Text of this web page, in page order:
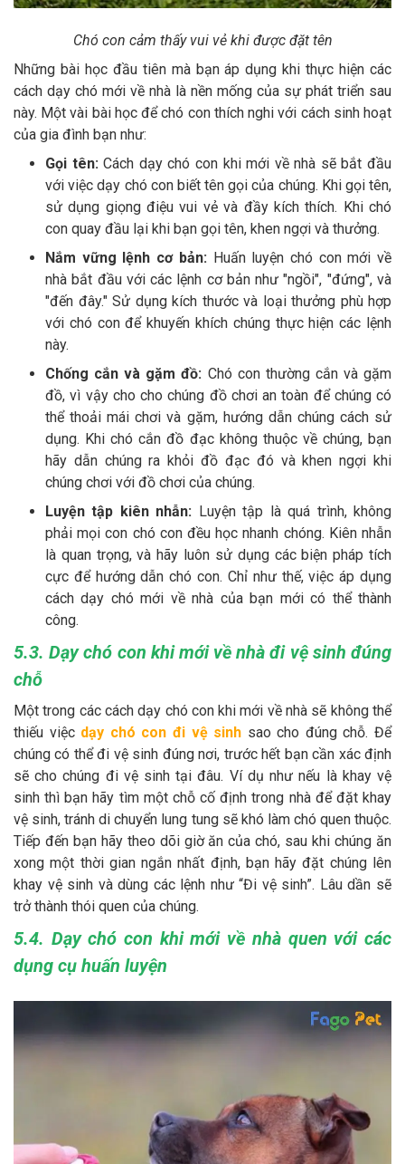
Chó con cảm thấy vui vẻ khi được đặt tên
Những bài học đầu tiên mà bạn áp dụng khi thực hiện các
cách dạy chó mới về nhà là nền mống của sự phát triển sau
này. Một vài bài học để chó con thích nghi với cách sinh hoạt
của gia đình bạn như:
Gọi tên:Cách dạy chó con khi mới về nhà sẽ bắt đầu
với việc dạy chó con biết tên gọi của chúng. Khi gọi tên,
sử dụng giọng điệu vui vẻ và đầy kích thích. Khi chó
con quay đầu lại khi bạn gọi tên, khen ngợi và thưởng.
Nắm vững lệnh cơ bản: Huấn luyện chó con mới về
nhà bắt đầu với các lệnh cơ bản như "ngồi", "đứng", và
"đến đây." Sử dụng kích thước và loại thưởng phù hợp
với chó con để khuyến khích chúng thực hiện các lệnh
này.
Chống cắn và gặm đồ: Chó con thường cắn và gặm
đồ, vì vậy cho cho chúng đồ chơi an toàn để chúng có
thể thoải mái chơi và gặm, hướng dẫn chúng cách sử
dụng. Khi chó cắn đồ đạc không thuộc về chúng, bạn
hãy dẫn chúng ra khỏi đồ đạc đó và khen ngợi khi
chúng chơi với đồ chơi của chúng.
Luyện tập kiên nhẫn: Luyện tập là quá trình, không
phải mọi con chó con đều học nhanh chóng. Kiên nhẫn
là quan trọng, và hãy luôn sử dụng các biện pháp tích
cực để hướng dẫn chó con. Chỉ như thế, việc áp dụng
cách dạy chó mới về nhà của bạn mới có thể thành
công.
5.3. Dạy chó con khi mới về nhà đi vệ sinh đúng
chỗ
Một trong các cách dạy chó con khi mới về nhà sẽ không thể
thiếu việc dạy chó con đi vệ sinh sao cho đúng chỗ. Để
chúng có thể đi vệ sinh đúng nơi, trước hết bạn cần xác định
sẽ cho chúng đi vệ sinh tại đâu. Ví dụ như nếu là khay vệ
sinh thì bạn hãy tìm một chỗ cố định trong nhà để đặt khay
vệ sinh, tránh di chuyển lung tung sẽ khó làm chó quen thuộc.
Tiếp đến bạn hãy theo dõi giờ ăn của chó, sau khi chúng ăn
xong một thời gian ngắn nhất định, bạn hãy đặt chúng lên
khay vệ sinh và dùng các lệnh như “Đi vệ sinh”. Lâu dần sẽ
trở thành thói quen của chúng.
5.4. Dạy chó con khi mới về nhà quen với các
dụng cụ huấn luyện